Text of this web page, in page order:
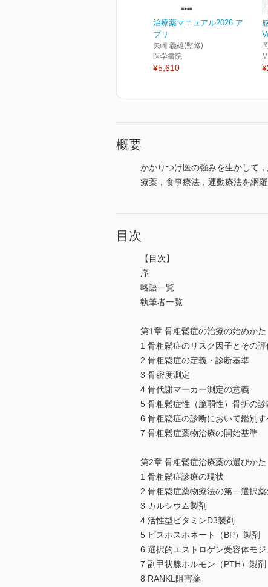
治療薬マニュアル2026 ア
プリ
矢崎 義雄(監修)
医学書院
¥5,610
概要
かかりつけ医の強みを生かして
療薬，食事療法，運動療法を網羅
目次
【目次】
序
略語一覧
執筆者一覧
第1章 骨粗鬆症の治療の始めか
1 骨粗鬆症のリスク因子とその評
2 骨粗鬆症の定義・診断基準
3 骨密度測定
4 骨代謝マーカー測定の意義
5 骨粗鬆症性（脆弱性）骨折の診
6 骨粗鬆症の診断において鑑別す
7 骨粗鬆症薬物治療の開始基準
第2章 骨粗鬆症治療薬の選びかた
1 骨粗鬆症診療の現状
2 骨粗鬆症薬物療法の第一選択薬
3 カルシウム製剤
4 活性型ビタミンD3製剤
5 ビスホスホネート（BP）製剤
6 選択的エストロゲン受容体モジ
7 副甲状腺ホルモン（PTH）製剤
8 RANKL阻害薬